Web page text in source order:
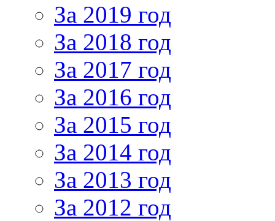
За 2019 год
За 2018 год
За 2017 год
За 2016 год
За 2015 год
За 2014 год
За 2013 год
За 2012 год